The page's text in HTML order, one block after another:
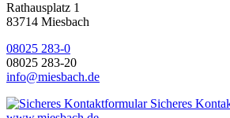
Rathausplatz 1
83714 Miesbach
08025 283-0
08025 283-20
info@miesbach.de
Sicheres